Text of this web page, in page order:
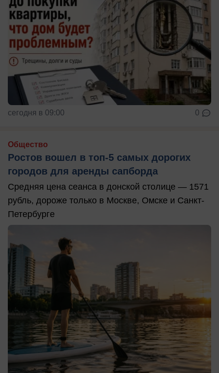
сегодня в 09:00 0
Общество
Ростов вошел в топ-5 самых дорогих
городов для аренды сапборда
Средняя цена сеанса в донской столице — 1571
рубль, дороже только в Москве, Омске и Санкт-
Петербурге